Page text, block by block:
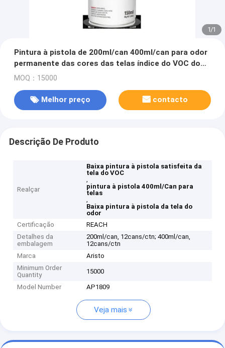
1/1
Pintura à pistola de 200ml/can 400ml/can para odor
permanente das cores das telas índice do VOC do
baixo o baixo
MOQ：15000
Melhor preço contacto
Descrição De Produto
Realçar
Baixa pintura à pistola satisfeita da
tela do VOC
,
pintura à pistola 400ml/Can para
telas
,
Baixa pintura à pistola da tela do
odor
Certificação
REACH
Detalhes da
embalagem
200ml/can, 12cans/ctn; 400ml/can,
12cans/ctn
Marca
Aristo
Minimum Order
Quantity
15000
Model Number AP1809
Veja mais